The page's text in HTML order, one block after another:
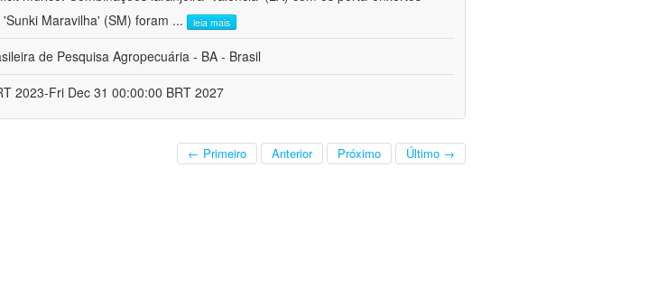
Maravilha' (SM) foram ... leia mais
de Pesquisa Agropecuária - BA - Brasil
2023-Fri Dec 31 00:00:00 BRT 2027
← Primeiro Anterior Próximo Último →